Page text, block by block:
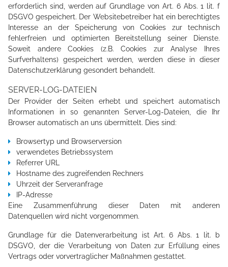
ÜBER MICH
TMBW CAMPUS
LEISTUNGSSPEKTRUM
erforderlich sind, werden auf Grundlage von Art. 6 Abs. 1 lit. f
DSGVO gespeichert. Der Websitebetreiber hat ein berechtigtes
Interesse an der Speicherung von Cookies zur technisch
fehlerfreien und optimierten Bereitstellung seiner Dienste.
Soweit andere Cookies (z.B. Cookies zur Analyse Ihres
Surfverhaltens) gespeichert werden, werden diese in dieser
Datenschutzerklärung gesondert behandelt.
SERVER-LOG-DATEIEN
Der Provider der Seiten erhebt und speichert automatisch
Informationen in so genannten Server-Log-Dateien, die Ihr
Browser automatisch an uns übermittelt. Dies sind:
Browsertyp und Browserversion
verwendetes Betriebssystem
Referrer URL
Hostname des zugreifenden Rechners
Uhrzeit der Serveranfrage
IP-Adresse
Eine Zusammenführung dieser Daten mit anderen
Datenquellen wird nicht vorgenommen.
Grundlage für die Datenverarbeitung ist Art. 6 Abs. 1 lit. b
DSGVO, der die Verarbeitung von Daten zur Erfüllung eines
Vertrags oder vorvertraglicher Maßnahmen gestattet.